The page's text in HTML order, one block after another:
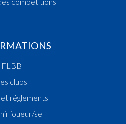
FLBB
clubs
réglements
joueur/se